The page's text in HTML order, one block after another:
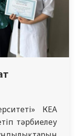
КЕАҚ
тәрбиелеу